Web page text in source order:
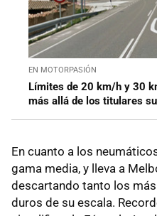
EN MOTORPASIÓN
Límites de 20 km/h y 30
más allá de los titulares
En cuanto a los
gama media, y lleva a
descartando tanto los
duros de su escala.